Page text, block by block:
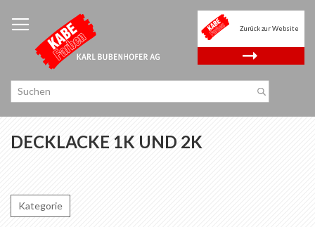
Inhalt
springen
Zurück zur Website
.
DECKLACKE 1K UND 2K
Kategorie